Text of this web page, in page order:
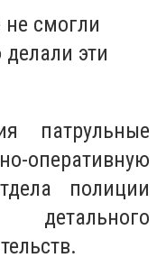
не смогли
эти
патрульные
полиции